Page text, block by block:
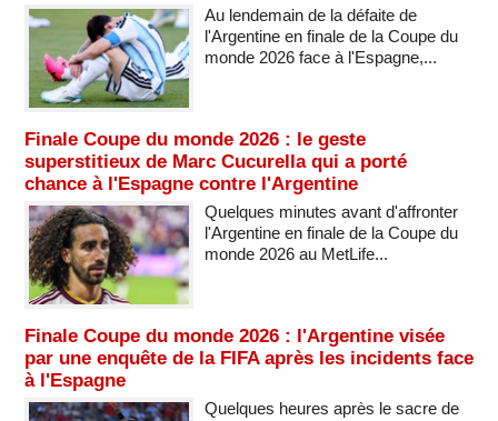
Au lendemain de la défaite de
l'Argentine en finale de la Coupe du
monde 2026 face à l'Espagne,...
Finale Coupe du monde 2026 : le geste
superstitieux de Marc Cucurella qui a porté
chance à l'Espagne contre l'Argentine
Quelques minutes avant d'affronter
l'Argentine en finale de la Coupe du
monde 2026 au MetLife...
Finale Coupe du monde 2026 : l'Argentine visée
par une enquête de la FIFA après les incidents face
à l'Espagne
Quelques heures après le sacre de